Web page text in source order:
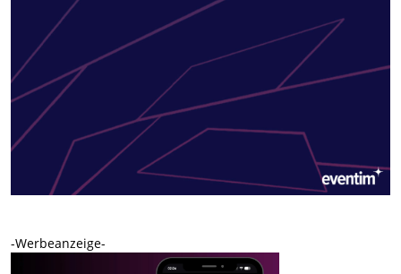
-Werbeanzeige-